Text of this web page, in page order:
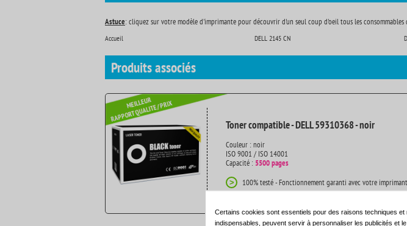
Astuce: cliquez sur votre modèle d'imprimante pour découvrir d'un seul coup d'oeil tous les consommables
Accueil DELL 2145 CN
Produitsassociés
Toner compatible - DELL 59310368 - noir
Couleur : noir
ISO 9001 / ISO 14001
Capacité : 5500 pages
> 100% testé - Fonctionnement garanti avec votre
Certains cookies sont essentiels pour des raisons techniques
indispensables, peuvent servir à personnaliser les publicités et